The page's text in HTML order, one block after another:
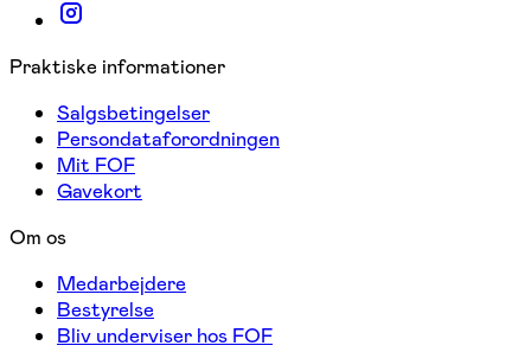
Praktiske informationer
Salgsbetingelser
Persondataforordningen
Mit FOF
Gavekort
Om os
Medarbejdere
Bestyrelse
Bliv underviser hos FOF